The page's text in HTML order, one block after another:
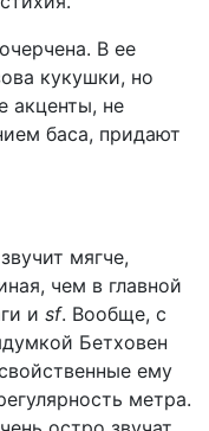
В ее
кукушки, но
акценты, не
баса, придают
мягче,
чем в главной
и sf. Вообще, с
Бетховен
ему
метра.